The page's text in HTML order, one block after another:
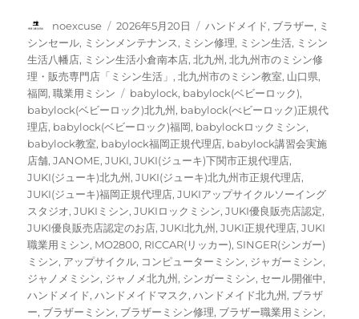
投
稿
者
noexcuse
投
稿
日:
2026年5月20日
カ
テ
ゴ
リ
ー
ハンドメイド, ブラザー, ミ
シンセール, ミシンメンテナンス, ミシン修理, ミシン生活, ミシン
生活八幡店, ミシン生活小倉南本店,北九州 ,北九州市のミシン修
理・販売専門店「ミシン生活」 ,北九州市のミシン教室, 山口県,
福岡,職業用ミシン
タ
グ
babylock, babylock(ベビーロック),
babylock(ベビーロック)北九州 , babylock(べビーロック)正規代
理店, babylock(ベビーロック)福岡, babylockロックミシン,
babylock教室, babylock福岡正規代理店, babylock講習会実施
店舗,JANOME,JUKI,JUKI(ジューキ)下関市正規代理店,
JUKI(ジューキ)北九州 ,JUKI(ジューキ)北九州市正規代理店,
JUKI(ジューキ)福岡正規代理店,JUKIアップサイクルソーイング
スタジオ,JUKIミシン,JUKIロックミシン,JUKI優良販売店認定,
JUKI優良販売店認定のお店,JUKI北九州 ,JUKI正規代理店,JUKI
職業用ミシン, MO2800, RICCAR(リッカー),SINGER(シンガー)
ミシン, アップサイクル, コンピューターミシン, ジャガーミシン,
ジャノメミシン, ジャノメ北九州 , シンガーミシン, セール開催中,
ハンドメイド,ハンドメイドマスク,ハンドメイド北九州 , ブラザ
ー, ブラザーミシン, ブラザーミシン修理, ブラザー職業用ミシン,